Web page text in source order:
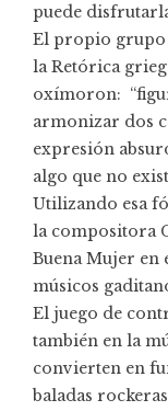
puede
El propio grupo
la Retórica
oxímoron:
armonizar dos
expresión
algo que no
Utilizando esa
la compositora
Buena Mujer en
músicos
El juego de
también en la
convierten en
baladas